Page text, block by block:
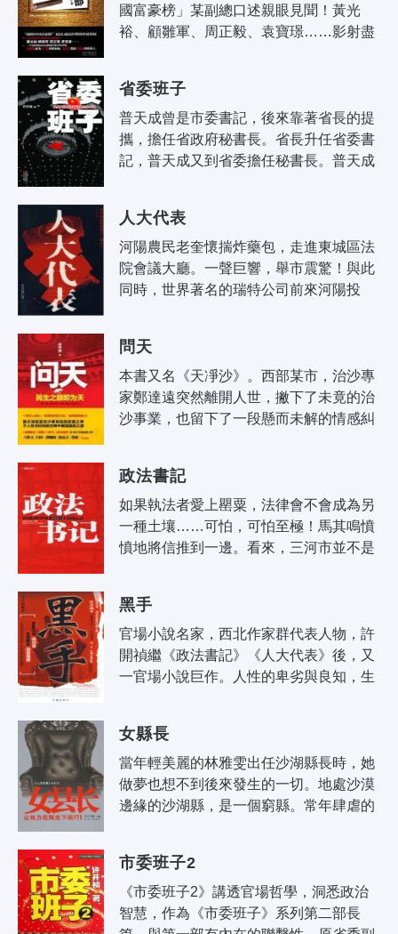
國富豪榜」某副總口述親眼見聞！黃光
裕、顧雛軍、周正毅、袁寶璟……影射盡
百..
省委班子
普天成曾是市委書記，後來靠著省長的提
攜，擔任省政府秘書長。省長升任省委書
記，普天成又到省委擔任秘書長。普天成
人大代表
河陽農民老奎懷揣炸藥包，走進東城區法
院會議大廳。一聲巨響，舉市震驚！與此
同時，世界著名的瑞特公司前來河陽投
決..
問天
本書又名《天凈沙》。西部某市，治沙專
家鄭達遠突然離開人世，撇下了未竟的治
沙事業，也留下了一段懸而未解的情感糾
專..
政法書記
如果執法者愛上罌粟，法律會不會成為另
一種土壤……可怕，可怕至極！馬其鳴憤
憤地將信推到一邊。看來，三河市並不是
憤..
黑手
官場小說名家，西北作家群代表人物，許
開禎繼《政法書記》《人大代表》後，又
一官場小說巨作。人性的卑劣與良知，生
女縣長
當年輕美麗的林雅雯出任沙湖縣長時，她
做夢也想不到後來發生的一切。地處沙漠
邊緣的沙湖縣，是一個窮縣。常年肆虐的
市委班子2
《市委班子2》講透官場哲學，洞悉政治
智慧，作為《市委班子》系列第二部長